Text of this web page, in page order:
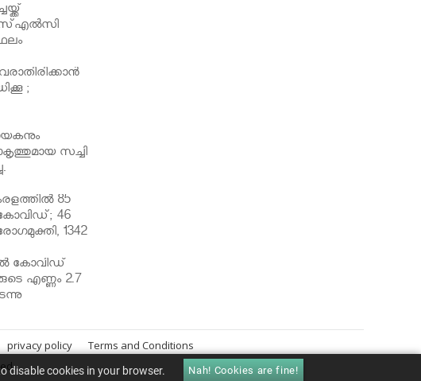
;
സച്ചി
85
46
1342
കോവിഡ്
എണ്ണം 2.7
privacy policy
Terms and Conditions
disable cookies in your browser. Nah! Cookies are fine!